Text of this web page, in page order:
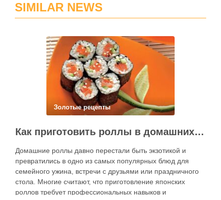
SIMILAR NEWS
Золотые рецепты
Как приготовить роллы в домашних условиях?
Домашние роллы давно перестали быть экзотикой и
превратились в одно из самых популярных блюд для
семейного ужина, встречи с друзьями или праздничного
стола. Многие считают, что приготовление японских
роллов требует профессиональных навыков и